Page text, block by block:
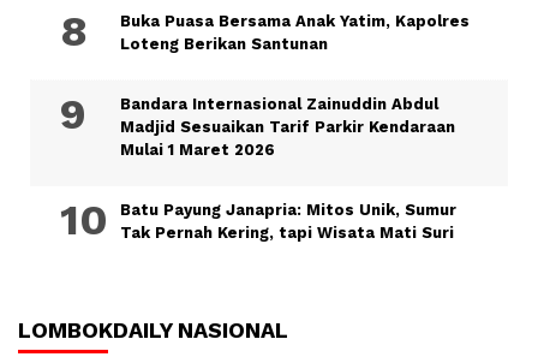
Buka Puasa Bersama Anak Yatim, Kapolres
Loteng Berikan Santunan
Bandara Internasional Zainuddin Abdul
Madjid Sesuaikan Tarif Parkir Kendaraan
Mulai 1 Maret 2026
Batu Payung Janapria: Mitos Unik, Sumur
Tak Pernah Kering, tapi Wisata Mati Suri
LOMBOKDAILY NASIONAL